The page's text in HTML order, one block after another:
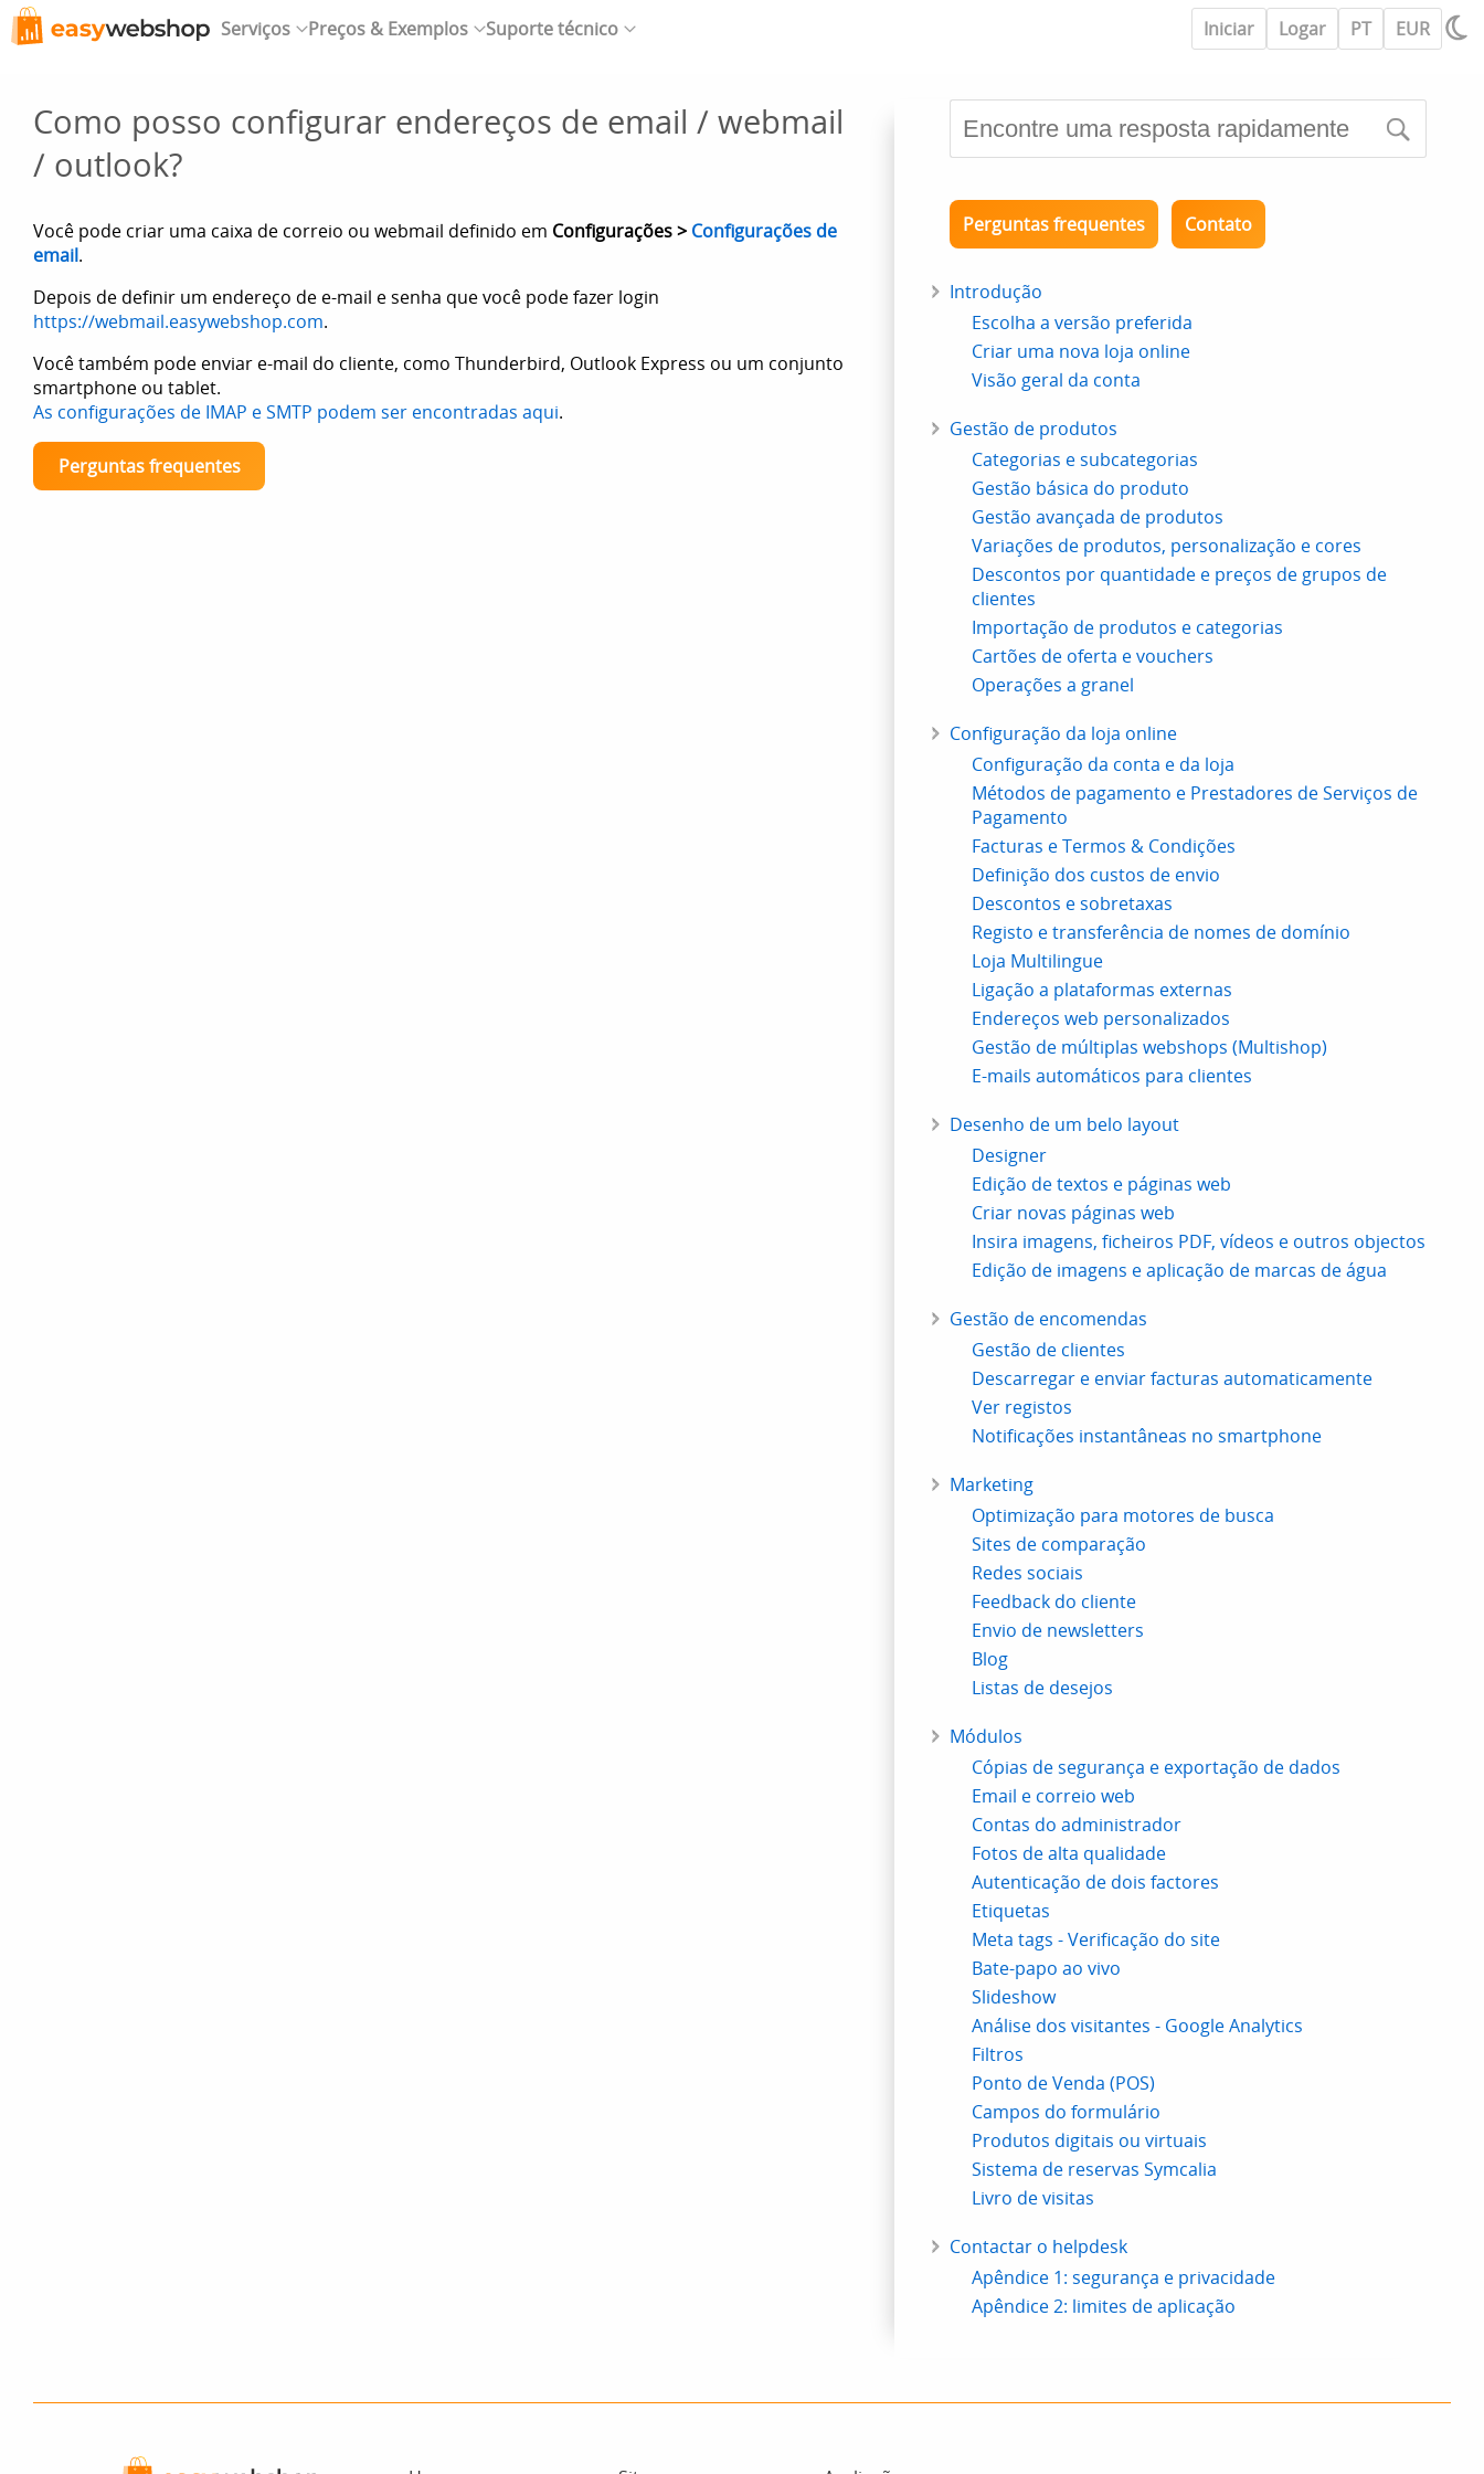
Serviços Preços & Exemplos Suporte técnico Iniciar Logar PT EUR
Como posso configurar endereços de email / webmail
/ outlook?
Você pode criar uma caixa de correio ou webmail definido em Configurações > Configurações de
email.
Depois de definir um endereço de e-mail e senha que você pode fazer login
https://webmail.easywebshop.com.
Você também pode enviar e-mail do cliente, como Thunderbird, Outlook Express ou um conjunto
smartphone ou tablet.
As configurações de IMAP e SMTP podem ser encontradas aqui.
Perguntas frequentes
Perguntas frequentes Contato
Introdução
Escolha a versão preferida
Criar uma nova loja online
Visão geral da conta
Gestão de produtos
Categorias e subcategorias
Gestão básica do produto
Gestão avançada de produtos
Variações de produtos, personalização e cores
Descontos por quantidade e preços de grupos de
clientes
Importação de produtos e categorias
Cartões de oferta e vouchers
Operações a granel
Configuração da loja online
Configuração da conta e da loja
Métodos de pagamento e Prestadores de Serviços de
Pagamento
Facturas e Termos & Condições
Definição dos custos de envio
Descontos e sobretaxas
Registo e transferência de nomes de domínio
Loja Multilingue
Ligação a plataformas externas
Endereços web personalizados
Gestão de múltiplas webshops (Multishop)
E-mails automáticos para clientes
Desenho de um belo layout
Designer
Edição de textos e páginas web
Criar novas páginas web
Insira imagens, ficheiros PDF, vídeos e outros objectos
Edição de imagens e aplicação de marcas de água
Gestão de encomendas
Gestão de clientes
Descarregar e enviar facturas automaticamente
Ver registos
Notificações instantâneas no smartphone
Marketing
Optimização para motores de busca
Sites de comparação
Redes sociais
Feedback do cliente
Envio de newsletters
Blog
Listas de desejos
Módulos
Cópias de segurança e exportação de dados
Email e correio web
Contas do administrador
Fotos de alta qualidade
Autenticação de dois factores
Etiquetas
Meta tags - Verificação do site
Bate-papo ao vivo
Slideshow
Análise dos visitantes - Google Analytics
Filtros
Ponto de Venda (POS)
Campos do formulário
Produtos digitais ou virtuais
Sistema de reservas Symcalia
Livro de visitas
Contactar o helpdesk
Apêndice 1: segurança e privacidade
Apêndice 2: limites de aplicação